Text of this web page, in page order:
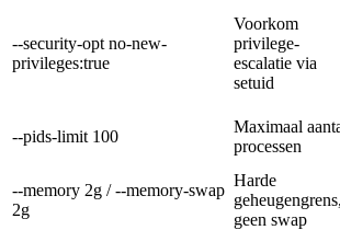
--security-opt no-new-
privileges:true
Voorkom
privilege-
escalatie via
setuid
--pids-limit 100
Maximaal
processen
--memory 2g /--memory-swap
2g
Harde
geheugengrens,
geen swap